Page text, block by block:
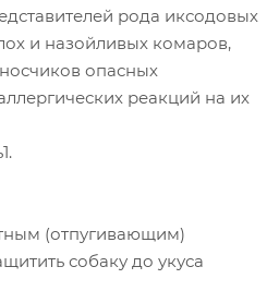
рода иксодовых
и назойливых комаров,
опасных
реакций на их
(отпугивающим)
собаку до укуса